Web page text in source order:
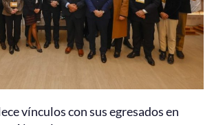
vínculos con sus egresados en